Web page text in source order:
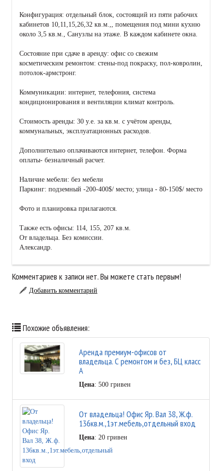
Конфигурация: отдельный блок, состоящий из пяти рабочих
кабинетов 10,11,15,26,32 кв.м.,, помещения под мини кухню
около 3,5 кв.м., Санузлы на этаже. В каждом кабинете окна.
Состояние при сдаче в аренду: офис со свежим
косметическим ремонтом: стены-под покраску, пол-ковролин,
потолок-армстронг.
Коммуникации: интернет, телефония, система
кондиционирования и вентиляции климат контроль.
Стоимость аренды: 30 у.е. за кв.м. с учётом аренды,
коммунальных, эксплуатационных расходов.
Дополнительно оплачиваются интернет, телефон. Форма
оплаты- безналичный расчет.
Наличие мебели: без мебели
Паркинг: подземный -200-400$/ место; улица - 80-150$/ место
Фото и планировка прилагаются.
Также есть офисы: 114, 155, 207 кв.м.
От владельца. Без комиссии.
Александр.
Комментариев к записи нет. Вы можете стать первым!
Добавить комментарий
Похожие объявления:
Аренда премиум-офисов от
владельца. С ремонтом и без, БЦ класс
А
Цена: 500 гривен
От владельца! Офис Яр. Вал 38, Ж.ф.
136кв.м.,1эт.мебель,отдельный вход
Цена: 20 гривен